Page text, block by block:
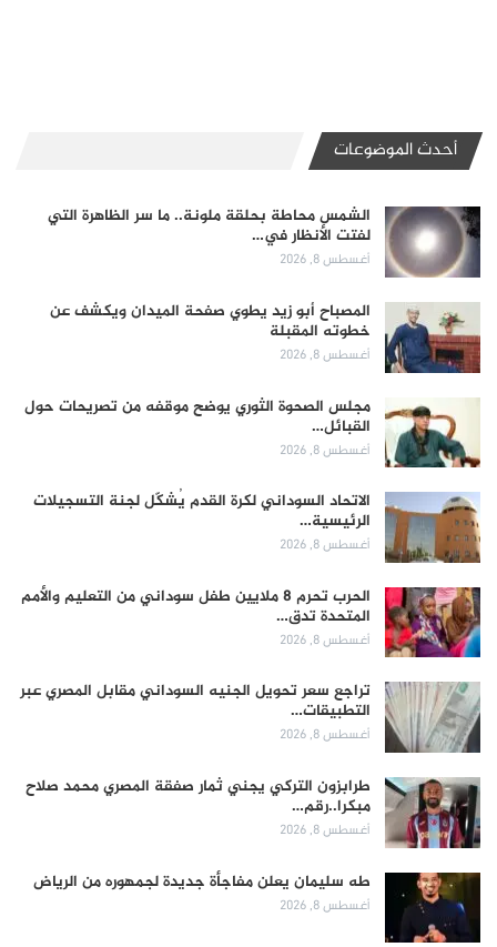
أحدث الموضوعات
الشمس محاطة بحلقة ملونة.. ما سر الظاهرة التي
لفتت الأنظار في…
أغسطس 8, 2026
المصباح أبو زيد يطوي صفحة الميدان ويكشف عن
خطوته المقبلة
أغسطس 8, 2026
مجلس الصحوة الثوري يوضح موقفه من تصريحات حول
القبائل…
أغسطس 8, 2026
الاتحاد السوداني لكرة القدم يُشكّل لجنة التسجيلات
الرئيسية…
أغسطس 8, 2026
الحرب تحرم 8 ملايين طفل سوداني من التعليم والأمم
المتحدة تدق…
أغسطس 8, 2026
تراجع سعر تحويل الجنيه السوداني مقابل المصري عبر
التطبيقات…
أغسطس 8, 2026
طرابزون التركي يجني ثمار صفقة المصري محمد صلاح
مبكرا..رقم…
أغسطس 8, 2026
طه سليمان يعلن مفاجأة جديدة لجمهوره من الرياض
أغسطس 8, 2026